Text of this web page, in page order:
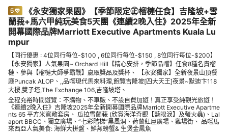
《永安獨家果園》【季節限定㊣榴槤任食】吉隆坡+雪
蘭莪+馬六甲純玩美食5天團《連續2晚入住》2025年全新
開幕國際品牌Marriott Executive Apartments Kuala Lu
mpur
【同行優惠 : 4位同行每位-$100 , 6位同行每位-$150 , 8位同行每位-$200】
【永安獨家】人氣果園~ Orchard Hill【精心安排，季節品嚐】任食8種名貴榴
槤、參與【榴槤大師爭霸戰】嬴取獎品及獎杯、 【永安獨家】全新夜景山頂餐
廳Puncak ALOP、,,品嚐現代馬來料理,飽覽吉隆坡[四大天王]夜景~默迪卞118
大樓,雙子塔,The Exchange 106,吉隆坡塔、
全程充裕時間遊覽：不購物、不車販、不設自費加遊！真正享受純觀光旅遊！
《連續2晚入住》吉隆坡2025年全新開幕國際品牌Marriott Executive Apartme
nts 65 平方米寬敞套房、 瓜拉雪蘭莪 (欣賞海洋奇觀【藍眼淚】及螢火蟲)、Lal
aport BBCC、獨立廣場、“七彩階梯”黑風洞、荷蘭紅屋廣場、雞場街、 品嚐馬
來西亞人氣美食: 海鮮大拼盤、鮮蒸螃蟹& 生煲金鳳魚